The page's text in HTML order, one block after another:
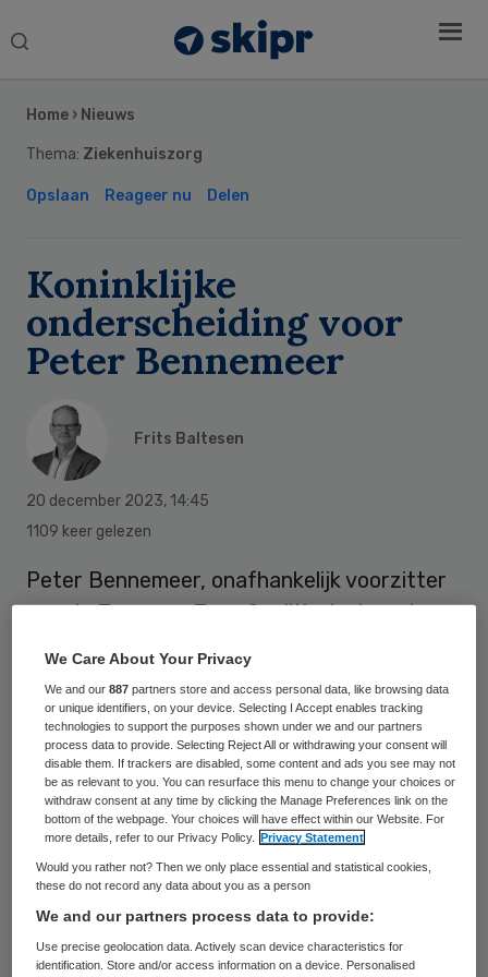
Search
Home › Nieuws
Thema: Ziekenhuiszorg
Opslaan Reageer nu Delen
Koninklijke
onderscheiding voor
Peter Bennemeer
Frits Baltesen
20 december 2023, 14:45
1109 keer gelezen
Peter Bennemeer, onafhankelijk voorzitter
van de Zeeuwse Zorg Coalitie, is door de
Oranje-Nassau. Hij ontving de
onderscheiding vanwege zijn grote inzet
voor de zorg en maatschappij.
Sinds februari 2022 is Bennemeer
onafhankelijk voorzitter van de Zeeuwse
Zorg Coalitie. Een groot aantal partijen
bundelt in deze coalitie de krachten om de
zorg in Zeeland toegankelijk te houden.
Sidebar
We Care About Your Privacy
We and our887 partners store and access personal data, like browsing data
or unique identifiers, on your device. Selecting I Accept enables tracking
technologies to support the purposes shown under we and our partners
process data to provide. Selecting Reject All or withdrawing your consent will
disable them. If trackers are disabled, some content and ads you see may not
be as relevant to you. You can resurface this menu to change your choices or
withdraw consent at any time by clicking the Manage Preferences link on the
bottom of the webpage. Your choices will have effect within our Website. For
more details, refer to our Privacy Policy.
Privacy Statement
Would you rather not? Then we only place essential and statistical cookies,
these do not record any data about you as a person
We and our partners process data to provide:
Use precise geolocation data. Actively scan device characteristics for
identification. Store and/or access information on a device. Personalised